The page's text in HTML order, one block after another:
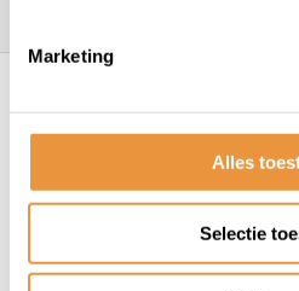
Marketing
Alles
Selectie
Algemene voorwaarden
Policy